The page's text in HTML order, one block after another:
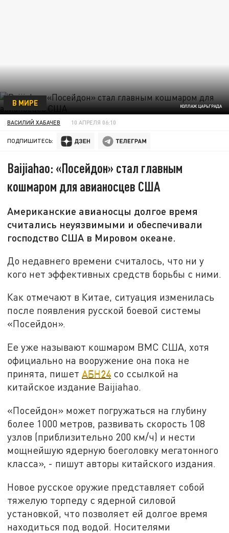
КОЛЛАЖ ЦАРЬГРАДА
В МИРЕ
ВАСИЛИЙ ХАБАЧЕВ 10 АПРЕЛЯ 06:10
ПОДПИШИТЕСЬ:
Baijiahao: «Посейдон» стал главным
кошмаром для авианосцев США
Американские авианосцы долгое время
считались неуязвимыми и обеспечивали
господство США в Мировом океане.
До недавнего времени считалось, что ни у
кого нет эффективных средств борьбы с ними.
Как отмечают в Китае, ситуация изменилась
после появления русской боевой системы
«Посейдон».
Ее уже называют кошмаром ВМС США, хотя
официально на вооружение она пока не
принята, пишетАБН24 со ссылкой на
китайское издание Baijiahao.
«Посейдон» может погружаться на глубину
более 1000 метров, развивать скорость 108
узлов (приблизительно 200 км/ч) и нести
мощнейшую ядерную боеголовку мегатонного
класса», - пишут авторы китайского издания.
Новое русское оружие представляет собой
тяжелую торпеду с ядерной силовой
установкой, что позволяет ей долгое время
находиться под водой. Носителями